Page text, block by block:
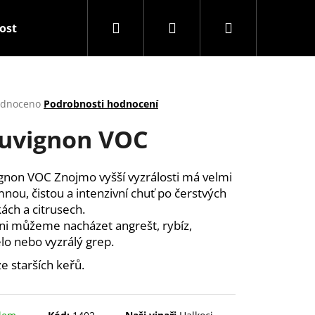
Snack & Drink
Hledat PřihlášeníNákupní
Podrobnosti hodnocení
VOC
VOC Znojmo vyšší vyzrálosti má velmi
čistou a intenzivní chuť po čerstvých
a citrusech.
můžeme nacházet angrešt, rybíz,
nebo vyzrálý grep.
starších keřů.